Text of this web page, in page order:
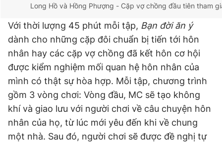
Long Hồ và Hồng Phượng - Cặp vợ chồng đầu tiên tham
Với thời lượng 45 phút mỗi tập, Bạn đời ăn ý
dành cho những cặp đôi chuẩn bị tiến tới hôn
nhân hay các cặp vợ chồng đã kết hôn cơ hội
được kiểm nghiệm mối quan hệ hôn nhân của
mình có thật sự hòa hợp. Mỗi tập, chương trình
gồm 3 vòng chơi: Vòng đầu, MC sẽ tạo không
khí và giao lưu với người chơi về câu chuyện hôn
nhân của họ, từ lúc mới yêu đến khi về chung
một nhà. Sau đó, người chơi sẽ được đề nghị tự